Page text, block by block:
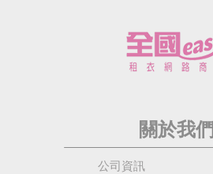
關於我們
公司資訊